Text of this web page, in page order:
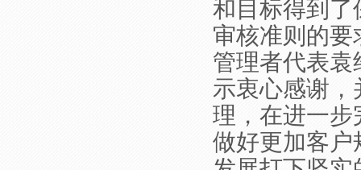
和目标得到了
审核准则的
管理者代表
示衷心感谢
理，在进一步
做好更加客户